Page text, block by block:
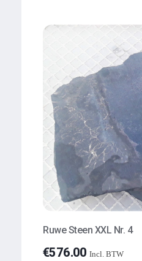
Ruwe Steen XXL Nr. 4
€576.00 Incl. BTW